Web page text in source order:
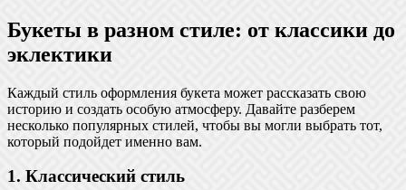
Букеты в разном стиле: от классики до
эклектики
Каждый стиль оформления букета может рассказать свою
историю и создать особую атмосферу. Давайте разберем
несколько популярных стилей, чтобы вы могли выбрать тот,
который подойдет именно вам.
1. Классический стиль